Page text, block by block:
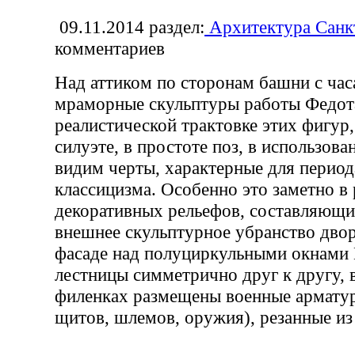
09.11.2014 раздел: Архитектура
комментариев
Над аттиком по сторонам башни с
мраморные скульптуры работы
реалистической трактовке этих
силуэте, в простоте поз, в
видим черты, характерные для
классицизма. Особенно это заметно
декоративных рельефов,
внешнее скульптурное убранство
фасаде над полуциркульными
лестницы симметрично друг к другу,
филенках размещены военные
щитов, шлемов, оружия), резанные